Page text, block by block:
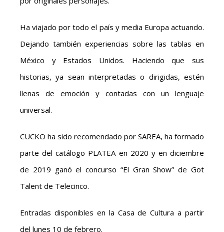
Ha viajado por todo el país y media Europa actuando.
Dejando también experiencias sobre las tablas en
México y Estados Unidos. Haciendo que sus
historias, ya sean interpretadas o dirigidas, estén
llenas de emoción y contadas con un lenguaje
universal.
CUCKO ha sido recomendado por SAREA, ha formado
parte del catálogo PLATEA en 2020 y en diciembre
de 2019 ganó el concurso “El Gran Show” de Got
Talent de Telecinco.
Entradas disponibles en la Casa de Cultura a partir
del lunes 10 de febrero.